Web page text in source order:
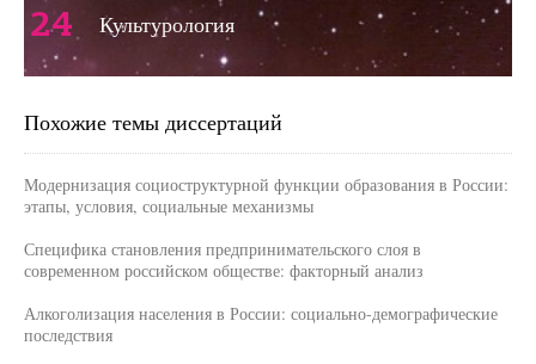
24 Культурология
Похожие темы диссертаций
Модернизация социоструктурной функции образования в России:
этапы, условия, социальные механизмы
Специфика становления предпринимательского слоя в
современном российском обществе: факторный анализ
Алкоголизация населения в России: социально-демографические
последствия